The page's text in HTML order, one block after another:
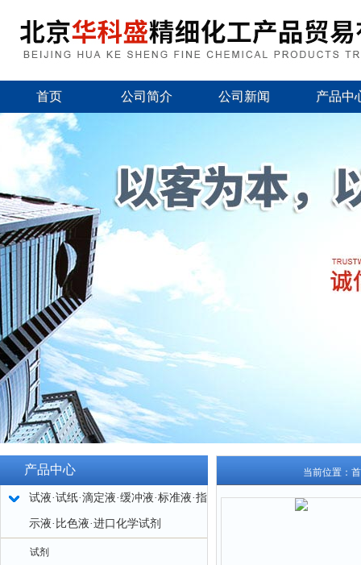
首页 公司简介 公司新闻 产品中
产品中心
试液·试纸·滴定液·缓冲液·标准液·指
示液·比色液·进口化学试剂
试剂
当前位置：